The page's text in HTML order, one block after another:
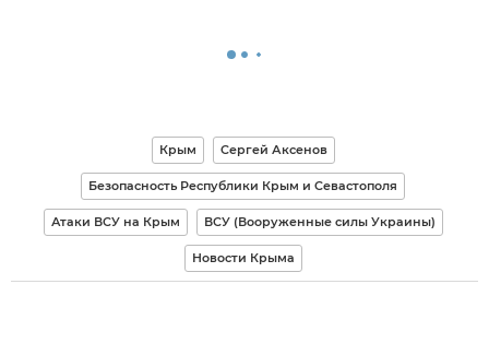
Крым Сергей Аксенов
Безопасность Республики Крым и Севастополя
Атаки ВСУ на Крым ВСУ (Вооруженные силы Украины)
Новости Крыма